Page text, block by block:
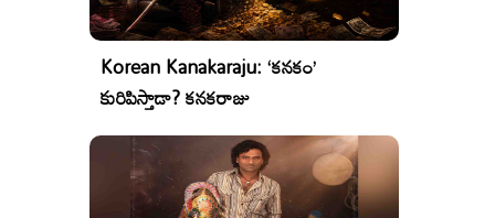
Korean Kanakaraju: ‘కనకం’
కురిపిస్తాడా? కనకరాజు